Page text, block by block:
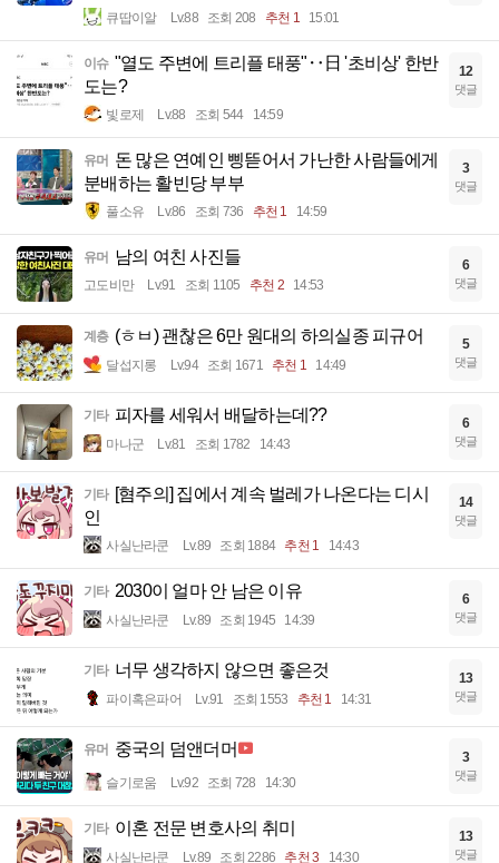
큐땁이알 Lv.88 조회 208 추천 1 15:01
이슈 "열도 주변에 트리플 태풍"‥日 '초비상' 한반
도는?
빛로제 Lv.88 조회 544 14:59
12
댓글
유머 돈 많은 연예인 삥뜯어서 가난한 사람들에게
분배하는 활빈당 부부
풀소유 Lv.86 조회 736 추천 1 14:59
3
댓글
유머 남의 여친 사진들
고도비만 Lv.91 조회 1105 추천 2 14:53
6
댓글
계층 (ㅎㅂ) 괜찮은 6만 원대의 하의실종 피규어
달섭지롱 Lv.94 조회 1671 추천 1 14:49
5
댓글
기타 피자를 세워서 배달하는데??
마나군 Lv.81 조회 1782 14:43
6
댓글
기타 [혐주의] 집에서 계속 벌레가 나온다는 디시
인
사실난라쿤 Lv.89 조회 1884 추천 1 14:43
14
댓글
기타 2030이 얼마 안 남은 이유
사실난라쿤 Lv.89 조회 1945 14:39
6
댓글
기타 너무 생각하지 않으면 좋은것
파이혹은파어 Lv.91 조회 1553 추천 1 14:31
13
댓글
유머 중국의 덤앤더머
슬기로움 Lv.92 조회 728 14:30
3
댓글
기타 이혼 전문 변호사의 취미
사실난라쿤 Lv.89 조회 2286 추천 3 14:30
13
댓글